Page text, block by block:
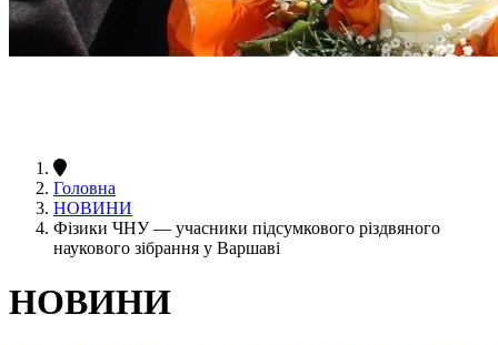
Головна
НОВИНИ
Фізики ЧНУ — учасники підсумкового різдвяного
наукового зібрання у Варшаві
НОВИНИ